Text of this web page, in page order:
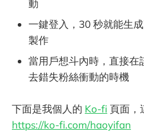
動
一鍵登入，30 秒就能生
製作
當用戶想斗內時，直接在
去錯失粉絲衝動的時機
下面是我個人的 Ko-fi 頁面，
https://ko-fi.com/haoyifan